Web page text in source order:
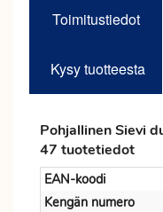
Toimitustiedot
Kysy tuotteesta
Pohjallinen Sievi
47 tuotetiedot
EAN-koodi
Kengän numero